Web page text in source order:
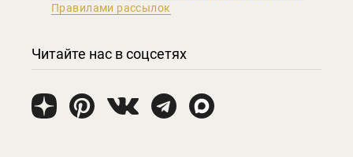
Правилами рассылок
Читайте нас в соцсетях